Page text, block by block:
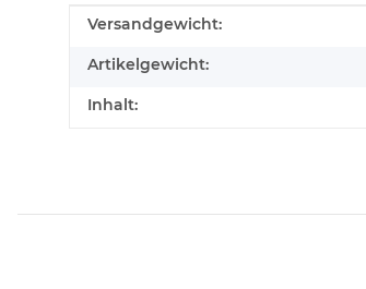
Produkteigenschaft
Wert
Versandgewicht:
Artikelgewicht:
Inhalt: